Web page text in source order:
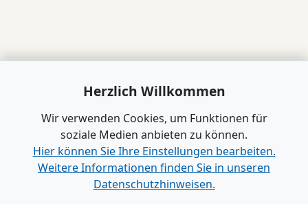
Herzlich Willkommen
Wir verwenden Cookies, um Funktionen für
soziale Medien anbieten zu können.
Hier können Sie Ihre Einstellungen bearbeiten.
Weitere Informationen finden Sie in unseren
Datenschutzhinweisen.